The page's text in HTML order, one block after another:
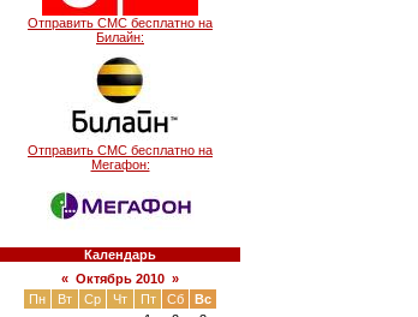
Отправить СМС бесплатно на
Билайн:
Отправить СМС бесплатно на
Мегафон:
Календарь
« Октябрь 2010 »
Пн
Вт Ср Чт Пт Сб
Вс